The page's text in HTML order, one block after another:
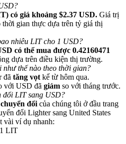
phần thưởng tiền mặt
có giá khoảng $2.37 USD. Giá trị
thời gian thực dựa trên tỷ giá thị
nhiêu LIT cho 1 USD?
có thể mua được 0.42160471
dựa trên điều kiện thị trường.
thế nào theo thời gian?
đã tăng vọt kể từ hôm qua.
với USD đã giảm so với tháng trước.
đổi LIT sang USD?
đổi của chúng tôi ở đầu trang
đổi Lighter sang United States
vài ví dụ nhanh:
LIT